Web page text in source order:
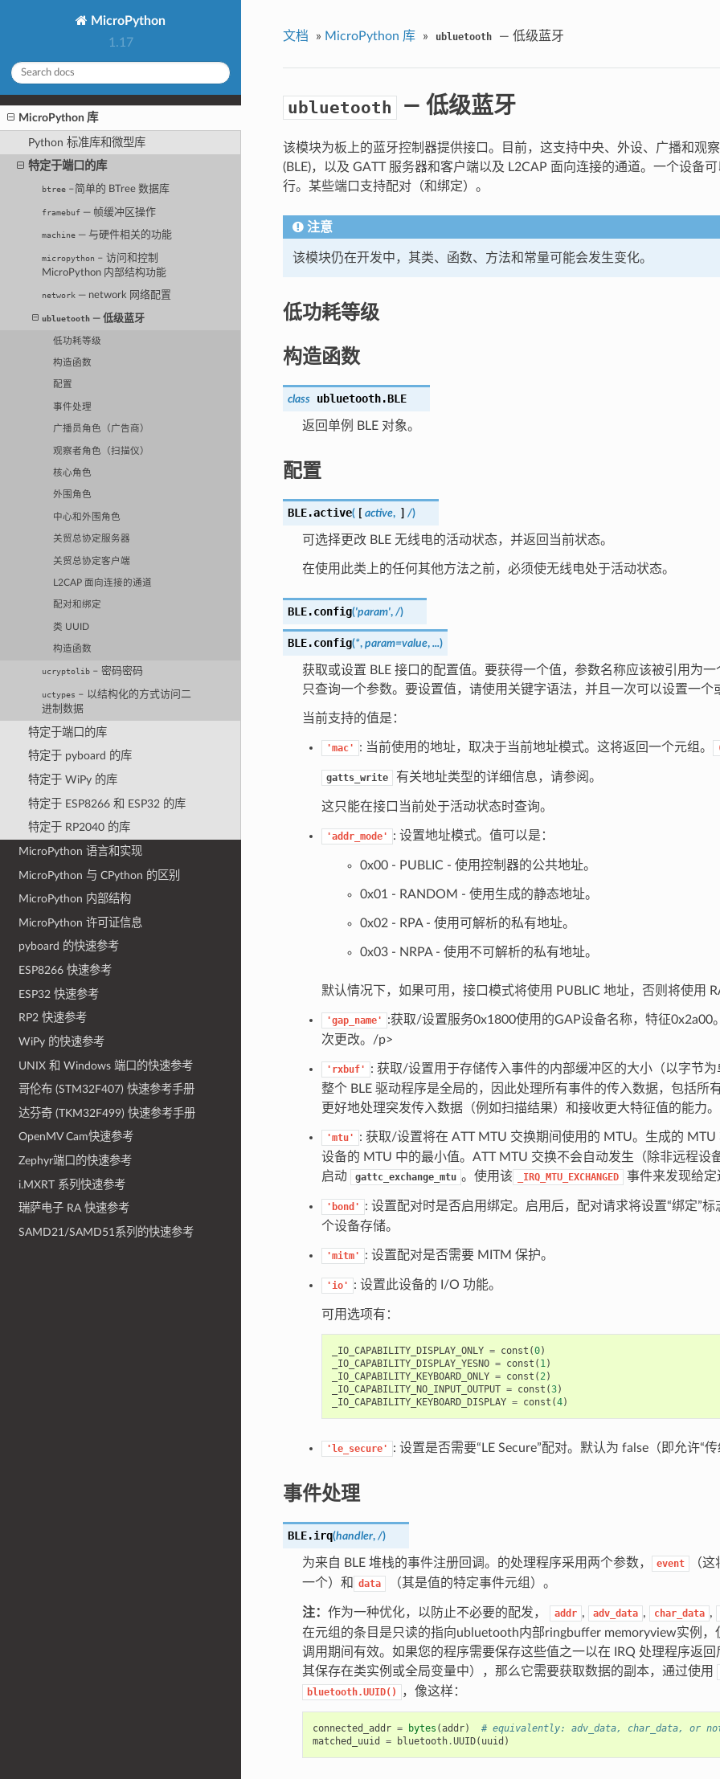
MicroPython
1.17
MicroPython 库
Python 标准库和微型库
特定于端口的库
btree –简单的 BTree 数据库
framebuf — 帧缓冲区操作
machine — 与硬件相关的功能
micropython – 访问和控制
MicroPython 内部结构功能
network — network 网络配置
ubluetooth — 低级蓝牙
低功耗等级
构造函数
配置
事件处理
广播员角色（广告商）
观察者角色（扫描仪）
核心角色
外围角色
中心和外围角色
关贸总协定服务器
关贸总协定客户端
L2CAP 面向连接的通道
配对和绑定
类 UUID
构造函数
ucryptolib – 密码密码
uctypes – 以结构化的方式访问二
进制数据
特定于端口的库
特定于 pyboard 的库
特定于 WiPy 的库
特定于 ESP8266 和 ESP32 的库
特定于 RP2040 的库
MicroPython 语言和实现
MicroPython 与 CPython 的区别
MicroPython 内部结构
MicroPython 许可证信息
pyboard 的快速参考
ESP8266 快速参考
ESP32 快速参考
RP2 快速参考
WiPy 的快速参考
UNIX 和 Windows 端口的快速参考
哥伦布 (STM32F407) 快速参考手册
达芬奇 (TKM32F499) 快速参考手册
OpenMV Cam快速参考
Zephyr端口的快速参考
i.MXRT 系列快速参考
瑞萨电子 RA 快速参考
SAMD21/SAMD51系列的快速参考
文档 » MicroPython 库 » ubluetooth — 低级蓝牙
ubluetooth — 低级蓝牙
该模块为板上的蓝牙控制器提供接口。目前，这支持中央、外设、广播和观
(BLE)，以及 GATT 服务器和客户端以及 L2CAP 面向连接的通道。一个设备
行。某些端口支持配对（和绑定）。
注意
该模块仍在开发中，其类、函数、方法和常量可能会发生变化。
低功耗等级
构造函数
class ubluetooth.BLE
返回单例 BLE 对象。
配置
BLE.active( [ active, ] /)
可选择更改 BLE 无线电的活动状态，并返回当前状态。
在使用此类上的任何其他方法之前，必须使无线电处于活动状态。
BLE.config('param', /)
BLE.config(*, param=value, ...)
获取或设置 BLE 接口的配置值。要获得一个值，参数名称应该被引用为
只查询一个参数。要设置值，请使用关键字语法，并且一次可以设置一个
当前支持的值是：
'mac' : 当前使用的地址，取决于当前地址模式。这将返回一个元组。
gatts_write 有关地址类型的详细信息，请参阅。
这只能在接口当前处于活动状态时查询。
'addr_mode' : 设置地址模式。值可以是：
0x00 - PUBLIC - 使用控制器的公共地址。
0x01 - RANDOM - 使用生成的静态地址。
0x02 - RPA - 使用可解析的私有地址。
0x03 - NRPA - 使用不可解析的私有地址。
默认情况下，如果可用，接口模式将使用 PUBLIC 地址，否则将使用
'gap_name'
:获取/设置服务0x1800使用的GAP设备名称，特征0x2a00
次更改。/p>
'rxbuf'
: 获取/设置用于存储传入事件的内部缓冲区的大小（以字节
整个 BLE 驱动程序是全局的，因此处理所有事件的传入数据，包括所
更好地处理突发传入数据（例如扫描结果）和接收更大特征值的能力。
'mtu'
: 获取/设置将在 ATT MTU 交换期间使用的 MTU。生成的 MTU
设备的 MTU 中的最小值。ATT MTU 交换不会自动发生（除非远程设
启动
gattc_exchange_mtu 。使用该 _IRQ_MTU_EXCHANGED 事件来发现给定
'bond'
: 设置配对时是否启用绑定。启用后，配对请求将设置“绑定”
个设备存储。
'mitm' : 设置配对是否需要 MITM 保护。
'io' : 设置此设备的 I/O 功能。
可用选项有：
_IO_CAPABILITY_DISPLAY_ONLY = const (0)
_IO_CAPABILITY_DISPLAY_YESNO = const ( 1)
_IO_CAPABILITY_KEYBOARD_ONLY = const (2)
_IO_CAPABILITY_NO_INPUT_OUTPUT = const (3)
_IO_CAPABILITY_KEYBOARD_DISPLAY = const (4)
'le_secure' : 设置是否需要“LE Secure”配对。默认为 false（即允许“传
事件处理
BLE.irq(handler, /)
为来自 BLE 堆栈的事件注册回调。的处理程序采用两个参数， event
（
一个）和
data （其是值的特定事件元组）。
注： 作为一种优化，以防止不必要的配发， addr , adv_data , char_data ,
在元组的条目是只读的指向ubluetooth内部ringbuffer memoryview实例，
调用期间有效。如果您的程序需要保存这些值之一以在 IRQ 处理程序返
其保存在类实例或全局变量中），那么它需要获取数据的副本，通过使用
bluetooth.UUID() ，像这样：
connected_addr = bytes (addr)
# equivalently: adv_data, char_data, or
matched_uuid
= bluetooth.UUID( uuid )